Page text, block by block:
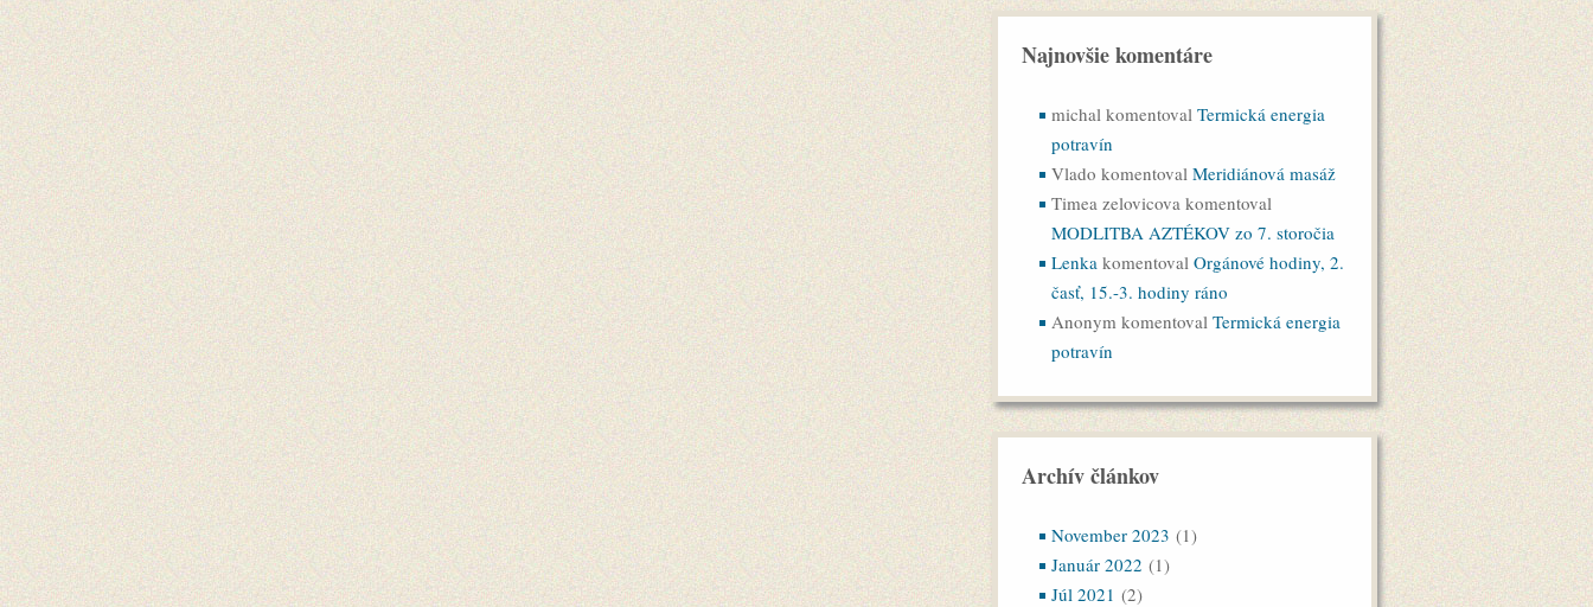
Najnovšie komentáre
michal komentoval Termická energia
potravín
Vlado komentoval Meridiánová masáž
Timea zelovicova komentoval
MODLITBA AZTÉKOV zo 7. storočia
Lenka komentoval Orgánové hodiny, 2.
časť, 15.-3. hodiny ráno
Anonym komentoval Termická energia
potravín
Archív článkov
November 2023 (1)
Január 2022 (1)
Júl 2021 (2)